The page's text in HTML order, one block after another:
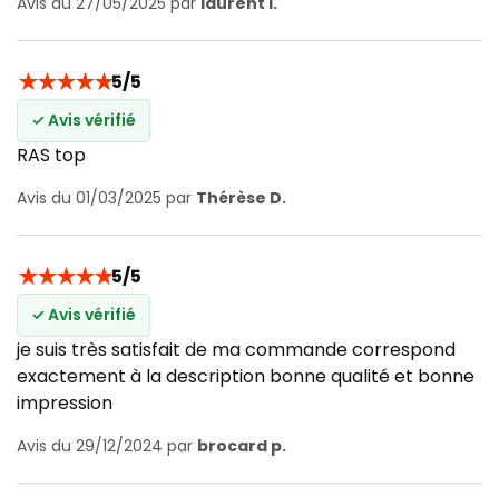
★★★★★5/5
✓ Avis vérifié
RAS top
Avis du 01/03/2025 par Thérèse D.
★★★★★5/5
✓ Avis vérifié
je suis très satisfait de ma commande correspond
exactement à la description bonne qualité et bonne
impression
Avis du 29/12/2024 par brocard p.